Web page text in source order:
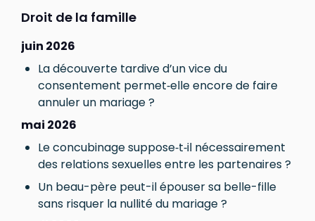
Droit de la famille
juin 2026
La découverte tardive d’un vice du
consentement permet‑elle encore de faire
annuler un mariage ?
mai 2026
Le concubinage suppose‑t‑il nécessairement
des relations sexuelles entre les partenaires ?
Un beau-père peut-il épouser sa belle-fille
sans risquer la nullité du mariage ?